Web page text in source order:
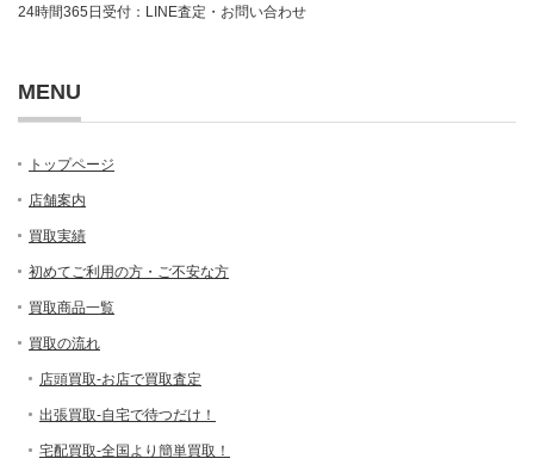
24時間365日受付：LINE査定・お問い合わせ
MENU
トップページ
店舗案内
買取実績
初めてご利用の方・ご不安な方
買取商品一覧
買取の流れ
店頭買取-お店で買取査定
出張買取-自宅で待つだけ！
宅配買取-全国より簡単買取！